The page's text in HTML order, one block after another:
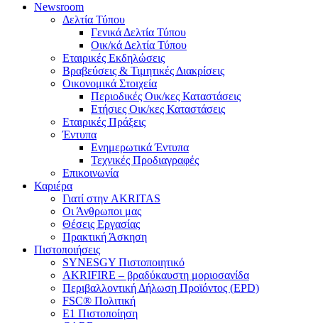
Newsroom
Δελτία Τύπου
Γενικά Δελτία Τύπου
Οικ/κά Δελτία Τύπου
Εταιρικές Εκδηλώσεις
Βραβεύσεις & Τιμητικές Διακρίσεις
Οικονομικά Στοιχεία
Περιοδικές Οικ/κες Καταστάσεις
Ετήσιες Οικ/κες Καταστάσεις
Εταιρικές Πράξεις
Έντυπα
Ενημερωτικά Έντυπα
Τεχνικές Προδιαγραφές
Επικοινωνία
Καριέρα
Γιατί στην AKRITAS
Οι Άνθρωποι μας
Θέσεις Εργασίας
Πρακτική Άσκηση
Πιστοποιήσεις
SYNESGY Πιστοποιητικό
AKRIFIRE – βραδύκαυστη μοριοσανίδα
Περιβαλλοντική Δήλωση Προϊόντος (EPD)
FSC® Πολιτική
E1 Πιστοποίηση